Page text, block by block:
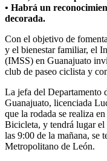
• Habrá un
decorada.
Con el objetivo de
y el bienestar familiar, el
(IMSS) en Guanajuato
club de paseo ciclista y
La jefa del Departamento
Guanajuato, licenciada
que la rodada se realiza
Bicicleta, y tendrá lugar
las 9:00 de la mañana, se
Metropolitano de León.